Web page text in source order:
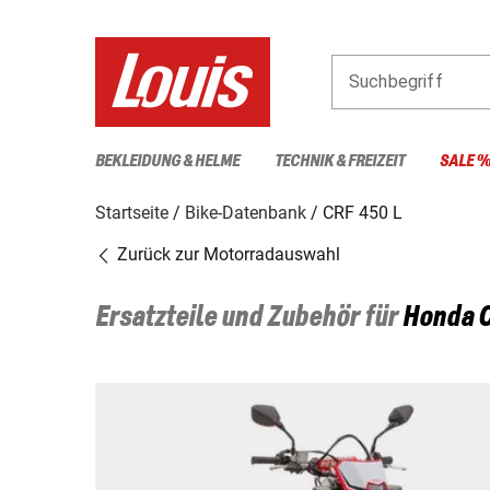
Suchbegriff
BEKLEIDUNG & HELME TECHNIK & FREIZEIT SALE %
Startseite Bike-Datenbank
CRF 450 L
Zurück zur Motorradauswahl
Ersatzteile und Zubehör fürHonda